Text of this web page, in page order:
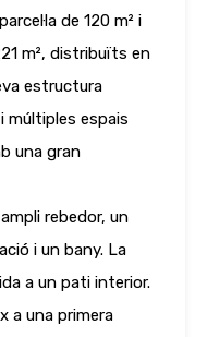
de 120 m² i
m², distribuïts en
estructura
múltiples espais
una gran
rebedor, un
i un bany. La
a un pati interior.
a una primera